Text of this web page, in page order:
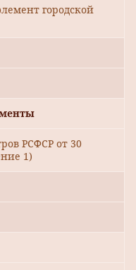
городской
РСФСР от 30
1)